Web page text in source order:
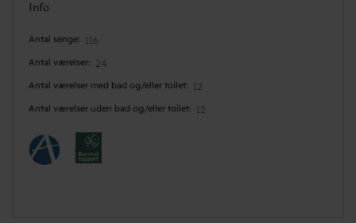
Info
Antal senge 116
Antal værelser 24
Antal værelser med bad og/eller toilet 12
Antal værelser uden bad og/eller toilet 12